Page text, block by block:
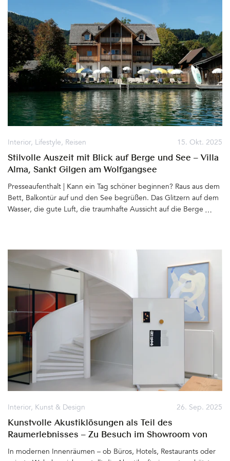
15. Okt. 2025
Interior, Lifestyle, Reisen
Stilvolle Auszeit mit Blick auf Berge und See – Villa
Alma, Sankt Gilgen am Wolfgangsee
Presseaufenthalt | Kann ein Tag schöner beginnen? Raus aus dem
Bett, Balkontür auf und den See begrüßen. Das Glitzern auf dem
Wasser, die gute Luft, die traumhafte Aussicht auf die Berge
wir gerne daran und die entspannten Tage in dieser feinen und
ganz besonderen Unterkunft am Wolfgangsee zurückdenken.
Denn die Villa Alma kann nur in bester Erinnerung bleiben&hellip
26. Sep. 2025
Interior, Kunst & Design
Kunstvolle Akustiklösungen als Teil des
Raumerlebnisses – Zu Besuch im Showroom von
AKUART, Kopenhagen
In modernen Innenräumen – ob Büros, Hotels, Restaurants oder